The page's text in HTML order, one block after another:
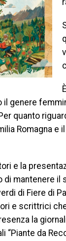
il genere
quanto
Romagna
e la
di mantenere il
di Fiere di
e scrittrici
la
“Piante da